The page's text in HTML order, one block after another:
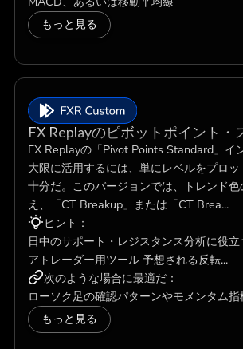
もっと見る
FX Replayのピボットポイント・
FX Replayの「Pivot Points Standard」イ
大限に活用するには、単にレベルをプロ
十分だ。このバージョンでは、トレンド
え、「CT Breakup」または「CT Brea...
ヒント：
日中のサポート・レジスタンス分析に役
アトレーダー用ツール 予想される反転...
次のような場合に最適だ：
ローソク足の確認パターンやモメンタム指
もっと見る